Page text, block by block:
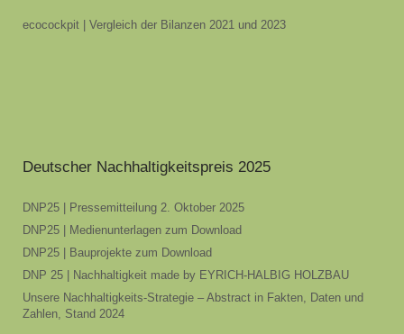
ecocockpit | Vergleich der Bilanzen 2021 und 2023
Deutscher Nachhaltigkeitspreis 2025
DNP25 | Pressemitteilung 2. Oktober 2025
DNP25 | Medienunterlagen zum Download
DNP25 | Bauprojekte zum Download
DNP 25 | Nachhaltigkeit made by EYRICH-HALBIG HOLZBAU
Unsere Nachhaltigkeits-Strategie – Abstract in Fakten, Daten und
Zahlen, Stand 2024